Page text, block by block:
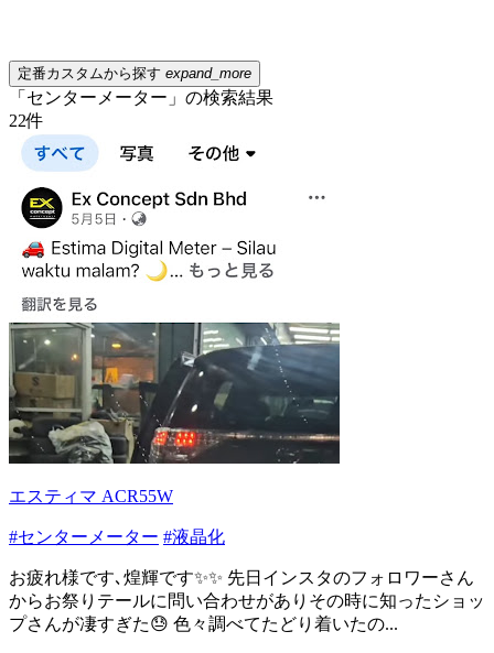
定番カスタムから探す expand_more
「センターメーター」の検索結果
22件
エスティマ ACR55W
#センターメーター #液晶化
お疲れ様です､煌輝です✨✨ 先日インスタのフォロワーさん
からお祭りテールに問い合わせがありその時に知ったショッ
プさんが凄すぎた😓 色々調べてたどり着いたの...